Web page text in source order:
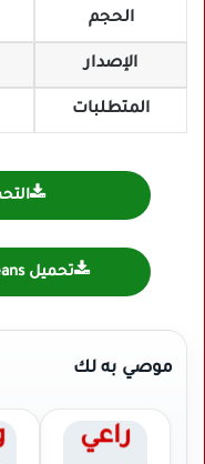
الحجم
الإصدار
المتطلبات
تحميل Gangstar New Orleans مهكر
موصي به لك